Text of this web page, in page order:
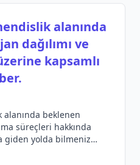
alanında
dağılımı ve
kapsamlı
alanında beklenen
süreçleri hakkında
giden yolda bilmeniz